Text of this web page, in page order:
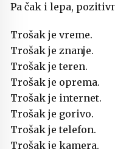
Pa čak i lepa,
Trošak je vreme.
Trošak je znanje.
Trošak je teren.
Trošak je oprema.
Trošak je internet.
Trošak je gorivo.
Trošak je telefon.
Trošak je kamera.